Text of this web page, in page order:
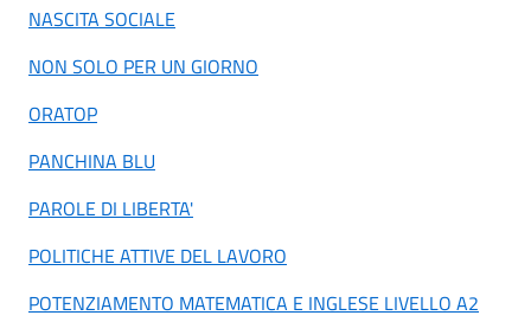
NASCITA SOCIALE
NON SOLO PER UN GIORNO
ORATOP
PANCHINA BLU
PAROLE DI LIBERTA'
POLITICHE ATTIVE DEL LAVORO
POTENZIAMENTO MATEMATICA E INGLESE LIVELLO A2